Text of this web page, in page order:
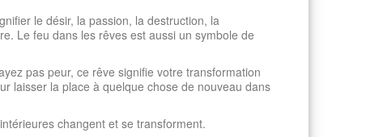
le désir, la passion, la destruction, la
Le feu dans les rêves est aussi un symbole de
pas peur, ce rêve signifie votre transformation
laisser la place à quelque chose de nouveau dans
changent et se transforment.